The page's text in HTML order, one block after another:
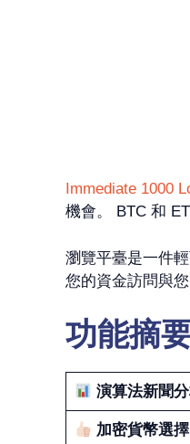
Immediate 1000
機會。 BTC 和
瀏覽平臺是一件
您的資金訪問與
功能摘
演算法新聞
加密貨幣選擇